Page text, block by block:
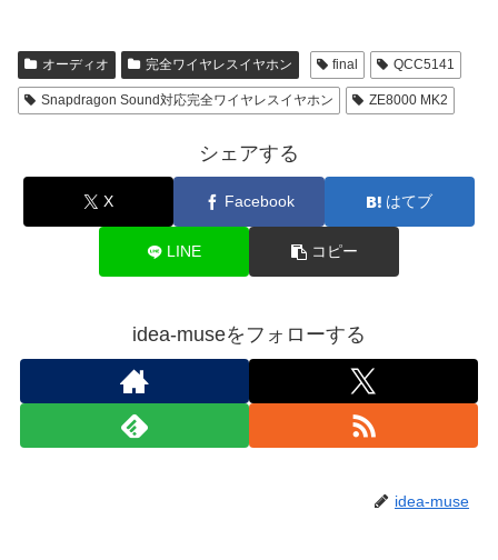
オーディオ 完全ワイヤレスイヤホン final QCC5141
Snapdragon Sound対応完全ワイヤレスイヤホン ZE8000 MK2
シェアする
X Facebook はてブ
LINE コピー
idea-museをフォローする
idea-muse